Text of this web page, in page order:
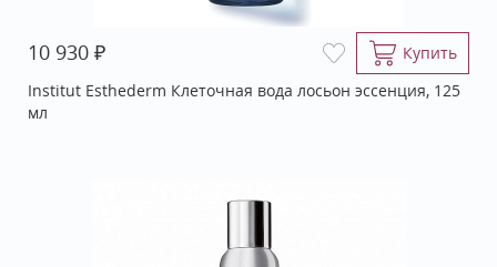
10 930 ₽
Купить
Institut Esthederm Клеточная вода лосьон эссенция, 125
мл